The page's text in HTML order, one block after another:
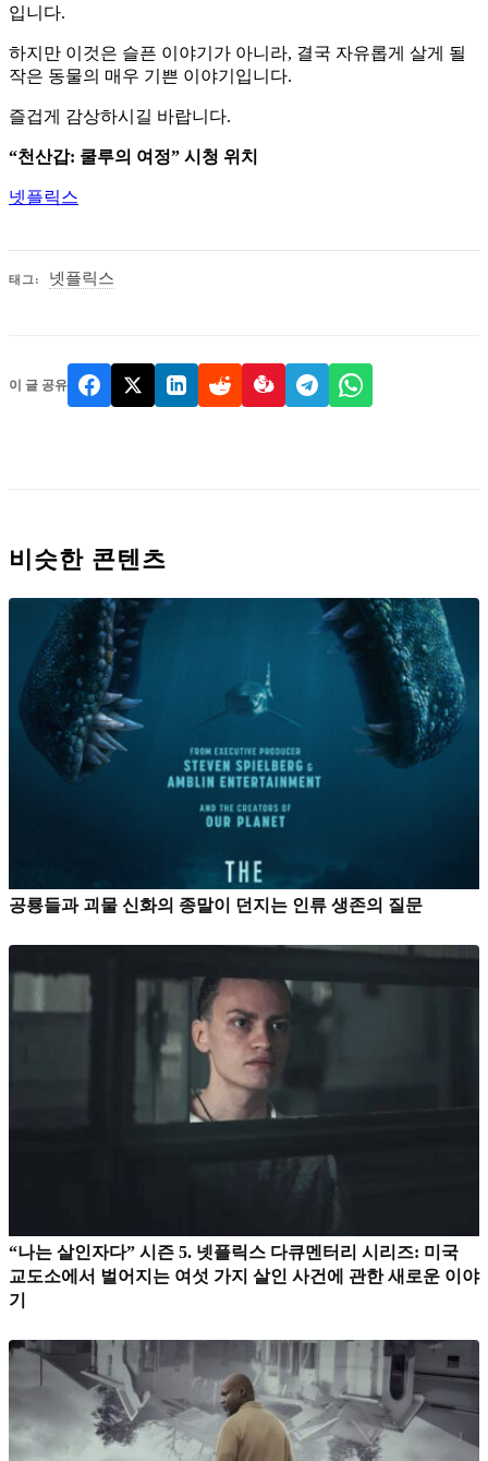
입니다.
하지만 이것은 슬픈 이야기가 아니라, 결국 자유롭게 살게 될
작은 동물의 매우 기쁜 이야기입니다.
즐겁게 감상하시길 바랍니다.
“천산갑: 쿨루의 여정” 시청 위치
넷플릭스
태그: 넷플릭스
이 글 공유
비슷한 콘텐츠
공룡들과 괴물 신화의 종말이 던지는 인류 생존의 질문
“나는 살인자다” 시즌 5. 넷플릭스 다큐멘터리 시리즈: 미국
교도소에서 벌어지는 여섯 가지 살인 사건에 관한 새로운 이야
기